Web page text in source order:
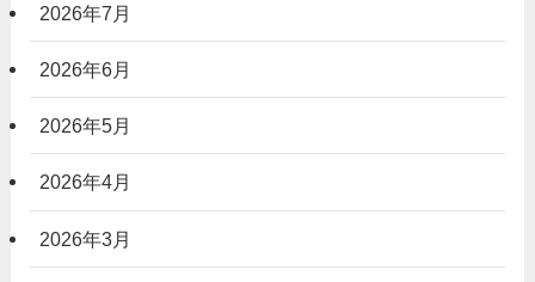
2026年7月
2026年6月
2026年5月
2026年4月
2026年3月